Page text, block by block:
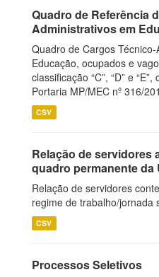
Quadro de Referência
Administrativos em
Quadro de Cargos
Educação, ocupados e
classificação “C”, “D” e
Portaria MP/MEC nº 316/
CSV
Relação de servidores
quadro permanente da
Relação de servidores
regime de trabalho/jornada
CSV
Processos Seletivos